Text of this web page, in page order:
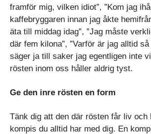
framför mig, vilken idiot”, ”Kom jag
kaffebryggaren innan jag åkte
äta till middag idag”, ”Jag måste
där fem kilona”, ”Varför är jag alltid
säger ja till saker jag egentligen inte
rösten inom oss håller aldrig tyst.
Ge den inre rösten en form
Tänk dig att den där rösten får liv och
kompis du alltid har med dig. En